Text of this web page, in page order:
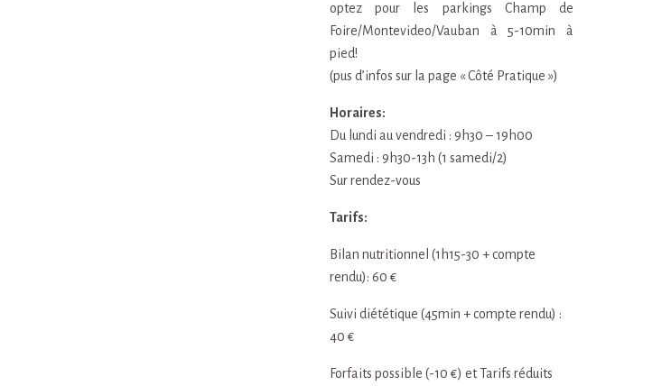
optez pour les parkings Champ de
Foire/Montevideo/Vauban à 5-10min à
pied!
(pus d’infos sur la page « Côté Pratique »)
Horaires:
Du lundi au vendredi : 9h30 – 19h00
Samedi : 9h30-13h (1 samedi/2)
Sur rendez-vous
Tarifs:
Bilan nutritionnel (1h15-30 + compte
rendu): 60 €
Suivi diététique (45min + compte rendu) :
40 €
Forfaits possible (-10 €) et Tarifs réduits